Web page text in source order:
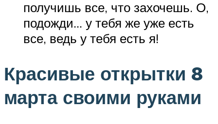
получишь все, что захочешь. О,
подожди… у тебя же уже есть
все, ведь у тебя есть я!
Красивые открытки 8
марта своими руками